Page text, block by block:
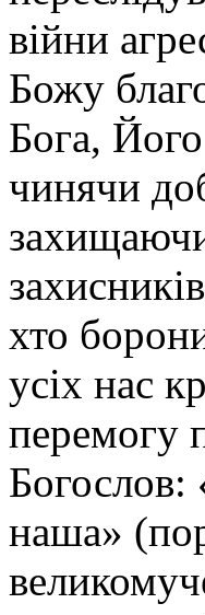
війни
Божу
Бога,
чинячи
хто
усіх нас
перемогу
Богослов:
наша»